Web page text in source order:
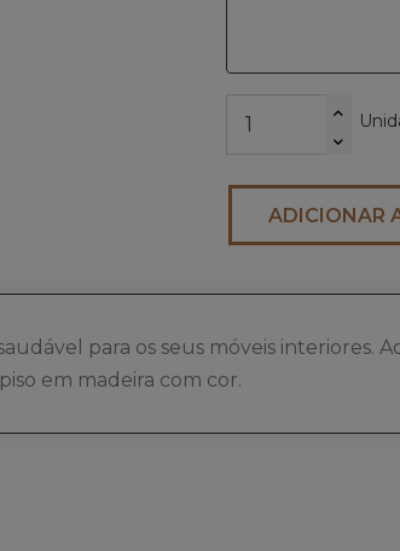
ADICIONAR
para os seus móveis interiores.
em madeira com cor.